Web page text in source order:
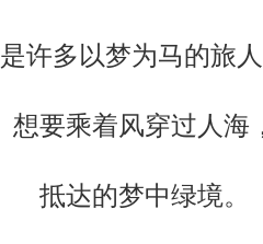
是许多以梦为马的旅
想要乘着风穿过人海
抵达的梦中绿境。